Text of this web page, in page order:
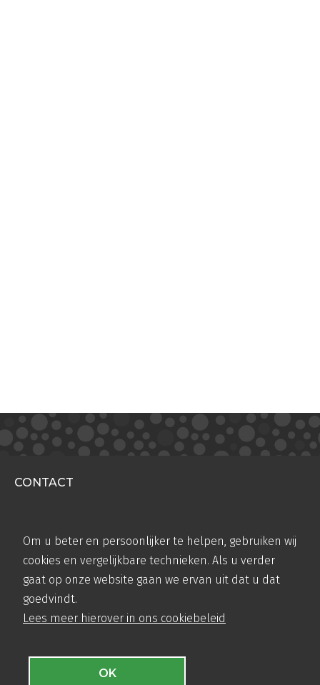
CONTACT
7418 AM Deventer
+31 (0)570 50 38 30
info@airbase.eu
KvK: 08124432
Om u beter en persoonlijker te helpen, gebruiken wij
cookies en vergelijkbare technieken. Als u verder
gaat op onze website gaan we ervan uit dat u dat
goedvindt.
Lees meer hierover in ons cookiebeleid
OK